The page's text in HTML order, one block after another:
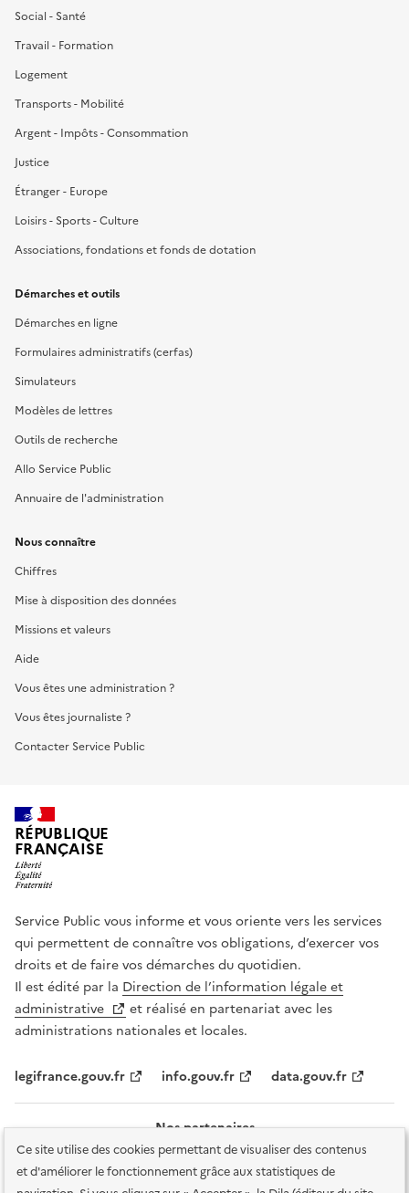
Ce site utilise des cookies permettant de visualiser des contenus
et d'améliorer le fonctionnement grâce aux statistiques de
Social - Santé
Travail - Formation
Logement
Transports - Mobilité
Argent - Impôts - Consommation
Justice
Étranger - Europe
Loisirs - Sports - Culture
Associations, fondations et fonds de dotation
Démarches et outils
Démarches en ligne
Formulaires administratifs (cerfas)
Simulateurs
Modèles de lettres
Outils de recherche
Allo Service Public
Annuaire de l'administration
Nous connaître
Chiffres
Mise à disposition des données
Missions et valeurs
Aide
Vous êtes une administration ?
Vous êtes journaliste ?
Contacter Service Public
RÉPUBLIQUE
FRANÇAISE
Service Public vous informe et vous oriente vers les services
qui permettent de connaître vos obligations, d’exercer vos
droits et de faire vos démarches du quotidien.
Il est édité par la Direction de l’information légale et
administrative
et réalisé en partenariat avec les
administrations nationales et locales.
legifrance.gouv.fr info.gouv.fr data.gouv.fr
Nos partenaires